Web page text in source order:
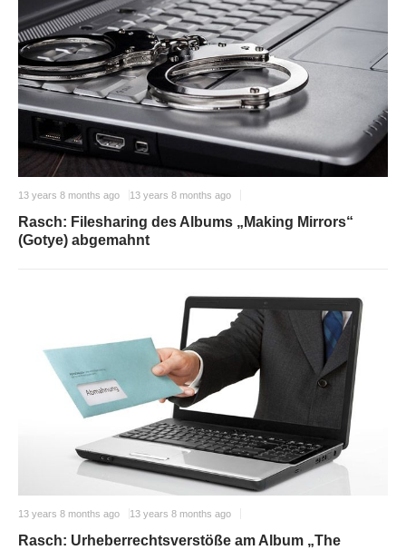
13 years 8 months ago 13 years 8 months ago
Rasch: Filesharing des Albums „Making Mirrors“
(Gotye) abgemahnt
13 years 8 months ago 13 years 8 months ago
Rasch: Urheberrechtsverstöße am Album „The